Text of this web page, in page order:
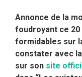
Annonce de la
foudroyant ce 20
formidables sur
constater avec
sur son site